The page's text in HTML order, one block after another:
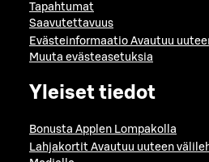
Tapahtumat
Saavutettavuus
Evästeinformaatio Avautuu
Muuta evästeasetuksia
Yleiset tiedot
Bonusta Applen Lompakolla
Lahjakortit Avautuu uuteen